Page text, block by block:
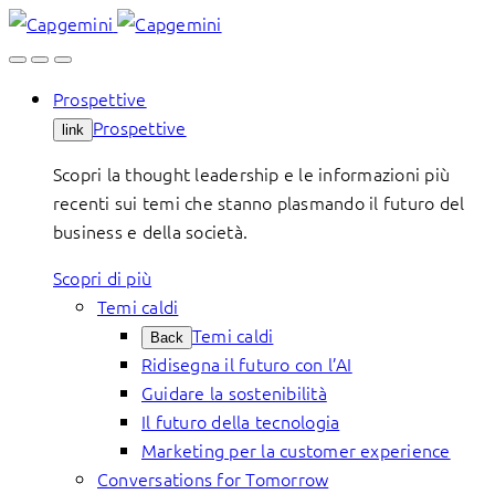
Skip
to
Prospettive
link Prospettive
Scopri la thought leadership e le informazioni più
recenti sui temi che stanno plasmando il futuro del
business e della società.
Scopri di più
Temi caldi
Back Temi caldi
Ridisegna il futuro con l’AI
Guidare la sostenibilità
Il futuro della tecnologia
Marketing per la customer experience
Conversations for Tomorrow